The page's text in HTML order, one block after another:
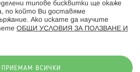
типове бисквитки ще окаже
по който Ви доставяме
Ако искате да научите
ОБЩИ УСЛОВИЯ ЗА ПОЛЗВАНЕ И
ПРИЕМАМ ВСИЧКИ